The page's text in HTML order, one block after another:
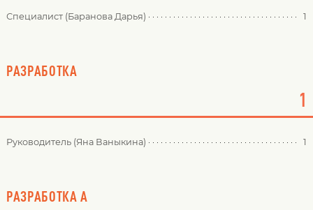
Специалист (Баранова Дарья) 1
РАЗРАБОТКА
1
Руководитель (Яна Ваныкина) 1
РАЗРАБОТКА А